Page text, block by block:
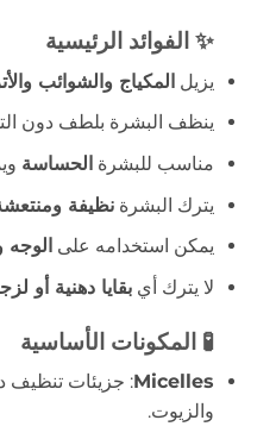
✨ الفوائد الرئيسية
يزيل المكياج والشوائب
ينظف البشرة بلطف دون
مناسب للبشرة الحساسة
يترك البشرة نظيفة
يمكن استخدامه على الوجه
لا يترك أي بقايا دهنية أو
🧪 المكونات الأساسية
Micelles: جزيئات تنظيف
والزيوت.